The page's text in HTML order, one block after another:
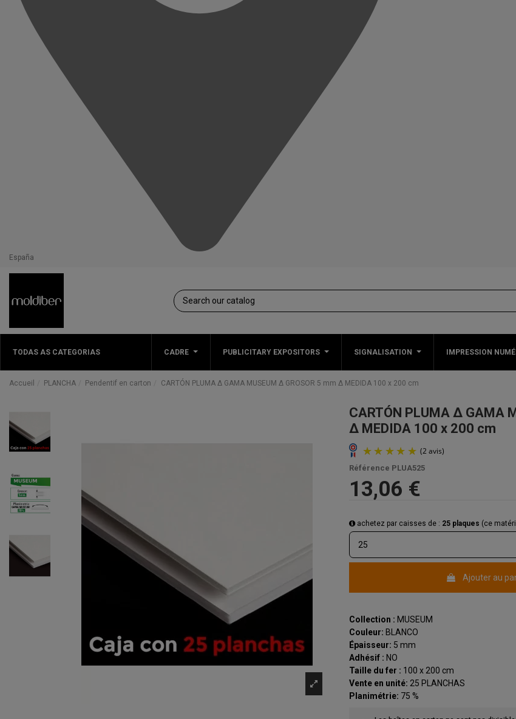
España
TODAS AS CATEGORIAS CADRE PUBLICITARY EXPOSITORS SIGNALISATION IMPRESSION
Accueil PLANCHA Pendentif en carton CARTÓN PLUMA Δ GAMA MUSEUM Δ GROSOR 5 mm Δ MEDIDA 100 x 200 cm
CARTÓN PLUMA Δ GAMA
Δ MEDIDA 100 x 200 cm
(2
Référence PLUA525
13,06 €
achetez par caisses de : 25 plaques (ce
Ajouter au
Collection : MUSEUM
Couleur: BLANCO
Épaisseur: 5 mm
Adhésif : NO
Taille du fer : 100 x 200 cm
Vente en unité: 25 PLANCHAS
Planimétrie: 75 %